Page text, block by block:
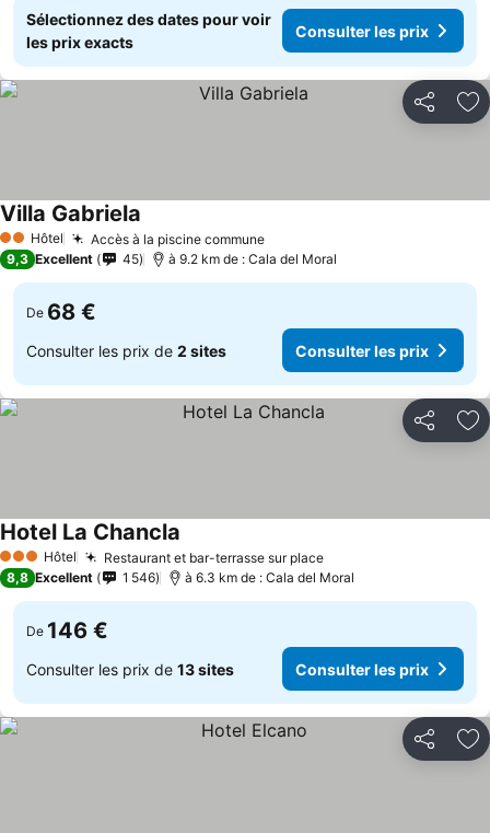
Sélectionnez des dates pour voir
les prix exacts
Consulter les prix
Partager
2 Étoiles
Hôtel Accès à la piscine communeConsulter les prix
Villa Gabriela
9,3 Excellent 45 à 9.2 km de : Cala del Moral
De 68 €
Consulter les prix de 2 sites Consulter les prix
Partager
3 ÉtoilesHôtel Restaurant et bar-terrasse sur placeConsulter les prix
Hotel La Chancla
8,8 Excellent 1 546 à 6.3 km de : Cala del Moral
De 146 €
Consulter les prix de 13 sites Consulter les prix
Partager